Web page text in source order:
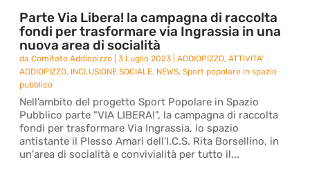
Parte Via Libera! la campagna di raccolta
fondi per trasformare via Ingrassia in una
nuova area di socialità
daComitato Addiopizzo |3 Luglio 2023 |ADDIOPIZZO,ATTIVITA'
ADDIOPIZZO, INCLUSIONE SOCIALE, NEWS,Sport popolare in spazio
pubblico
Nell’ambito del progetto Sport Popolare in Spazio
Pubblico parte "VIA LIBERA!", la campagna di raccolta
fondi per trasformare Via Ingrassia, lo spazio
antistante il Plesso Amari dell’I.C.S. Rita Borsellino, in
un'area di socialità e convivialità per tutto il...